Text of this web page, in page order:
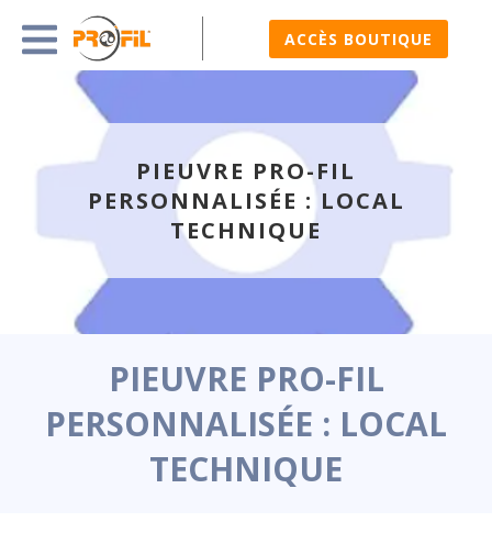
ACCÈS BOUTIQUE
PIEUVRE PRO-FIL
PERSONNALISÉE : LOCAL
TECHNIQUE
PIEUVRE PRO-FIL
PERSONNALISÉE : LOCAL
TECHNIQUE